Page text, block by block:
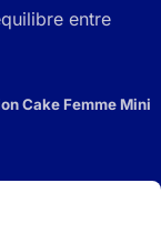
entre
Cake Femme Mini